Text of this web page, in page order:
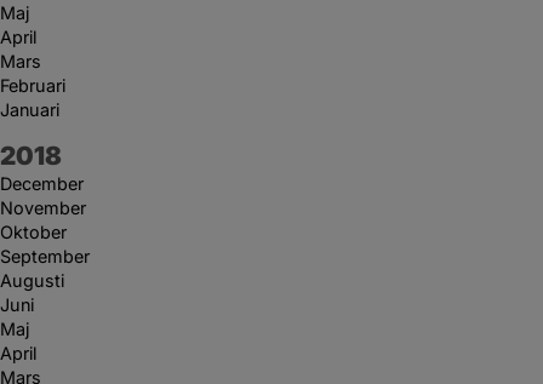
Maj
April
Mars
Februari
Januari
År:
2018
December
November
Oktober
September
Augusti
Juni
Maj
April
Mars